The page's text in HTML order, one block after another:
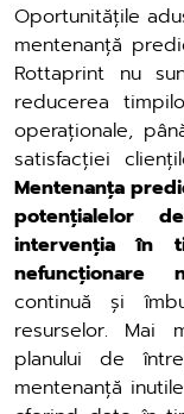
Oportunitățile
mentenanță
Rottaprint nu
reducerea
operaționale,
satisfacției
Mentenanța
potențialelor
intervenția în
nefuncționare
continuă și
resurselor. Mai
planului de
mentenanță